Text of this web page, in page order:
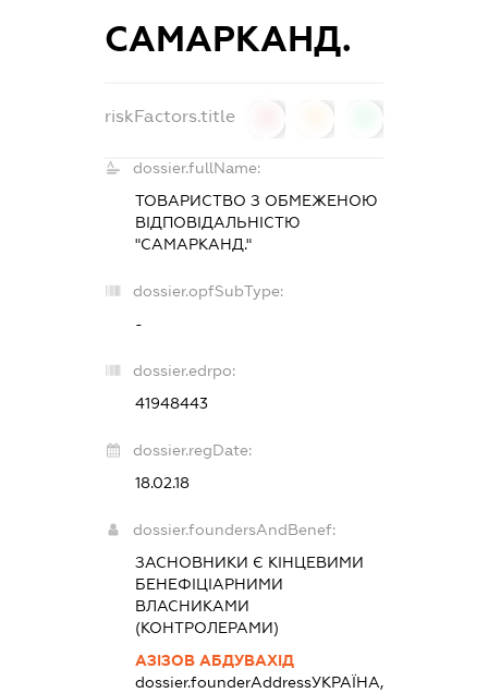
САМАРКАНД.
riskFactors.title
dossier.fullName:
ТОВАРИСТВО З ОБМЕЖЕНОЮ
ВІДПОВІДАЛЬНІСТЮ
"САМАРКАНД."
dossier.opfSubType:
-
dossier.edrpo:
41948443
dossier.regDate:
18.02.18
dossier.foundersAndBenef:
ЗАСНОВНИКИ Є КІНЦЕВИМИ
БЕНЕФІЦІАРНИМИ
ВЛАСНИКАМИ
(КОНТРОЛЕРАМИ)
АЗІЗОВ АБДУВАХІД
dossier.founderAddressУКРАЇНА,